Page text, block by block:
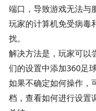
端口，导致游戏无法与
玩家的计算机免受病毒
扰。
解决方法是，玩家可以
们的设置中添加360足
如果不确定如何操作，
档，查看如何进行设置